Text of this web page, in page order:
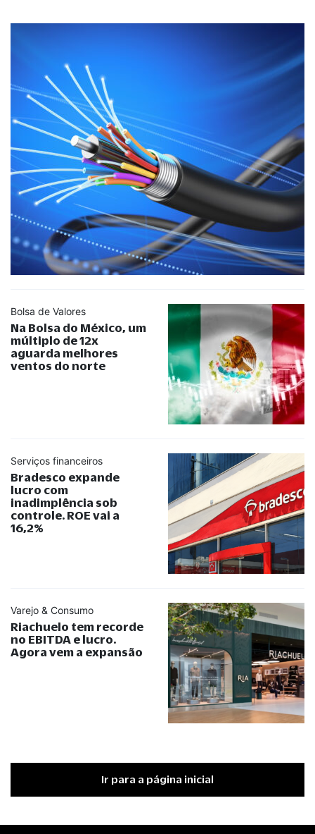
Bolsa de Valores
Na Bolsa do México, um
múltiplo de 12x
aguarda melhores
ventos do norte
Serviços financeiros
Bradesco expande
lucro com
inadimplência sob
controle. ROE vai a
16,2%
Varejo & Consumo
Riachuelo tem recorde
no EBITDA e lucro.
Agora vem a expansão
Ir para a página inicial